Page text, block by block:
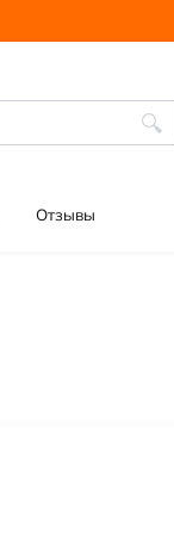
Отзывы